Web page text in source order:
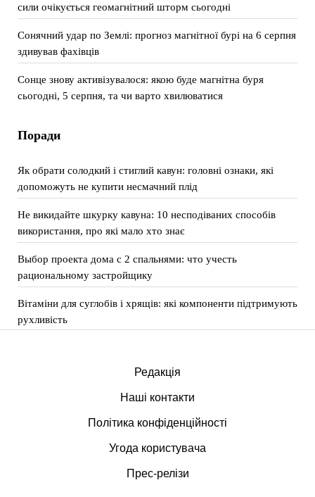
сили очікується геомагнітний шторм сьогодні
Сонячний удар по Землі: прогноз магнітної бурі на 6 серпня
здивував фахівців
Сонце знову активізувалося: якою буде магнітна буря
сьогодні, 5 серпня, та чи варто хвилюватися
Поради
Як обрати солодкий і стиглий кавун: головні ознаки, які
допоможуть не купити несмачний плід
Не викидайте шкурку кавуна: 10 несподіваних способів
використання, про які мало хто знає
Выбор проекта дома с 2 спальнями: что учесть
рациональному застройщику
Вітаміни для суглобів і хрящів: які компоненти підтримують
рухливість
Редакція
Наші контакти
Політика конфіденційності
Угода користувача
Прес-релізи